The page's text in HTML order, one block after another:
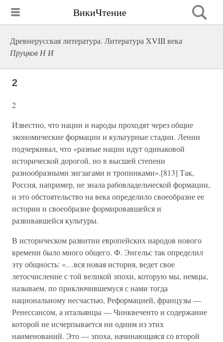
ВикиЧтение
Древнерусская литература. Литература XVIII века
Пруцков Н И
2
2
Известно, что нации и народы проходят через общие
экономические формации и культурные стадии. Ленин
подчеркивал, что «разные нации идут одинаковой
исторической дорогой, но в высшей степени
разнообразными зигзагами и тропинками».[813] Так,
Россия, например, не знала рабовладельческой формации,
и это обстоятельство на века определило своеобразие ее
истории и своеобразие формировавшейся и
развивавшейся культуры.
В историческом развитии европейских народов нового
времени было много общего. Ф. Энгельс так определил
эту общность: «…вся новая история, ведет свое
летосчисление с той великой эпохи, которую мы, немцы,
называем, по приключившемуся с нами тогда
национальному несчастью, Реформацией, французы —
Ренессансом, а итальянцы — Чинквеченто и содержание
которой не исчерпывается ни одним из этих
наименований. Это — эпоха, начинающаяся со второй